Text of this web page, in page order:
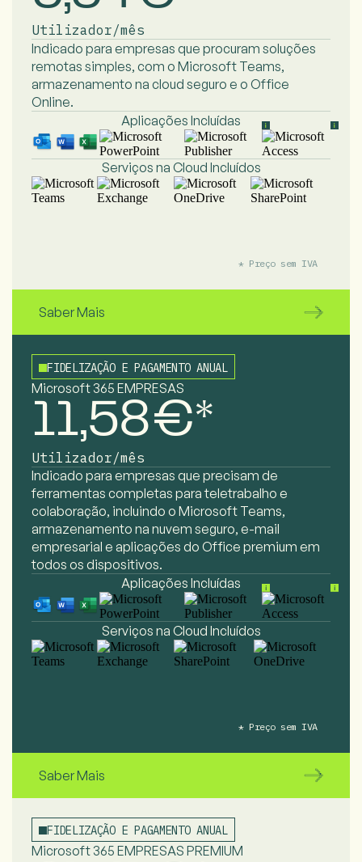
Utilizador/mês
Indicado para empresas que procuram soluções
remotas simples, com o Microsoft Teams,
armazenamento na cloud seguro e o Office
Online.
Aplicações Incluídas
Serviços na Cloud Incluídos
* Preço sem IVA
Saber Mais
FIDELIZAÇÃO E PAGAMENTO ANUAL
Microsoft 365 EMPRESAS
11,58€*
Utilizador/mês
Indicado para empresas que precisam de
ferramentas completas para teletrabalho e
colaboração, incluindo o Microsoft Teams,
armazenamento na nuvem seguro, e-mail
empresarial e aplicações do Office premium em
todos os dispositivos.
Aplicações Incluídas
Serviços na Cloud Incluídos
* Preço sem IVA
Saber Mais
FIDELIZAÇÃO E PAGAMENTO ANUAL
Microsoft 365 EMPRESAS PREMIUM